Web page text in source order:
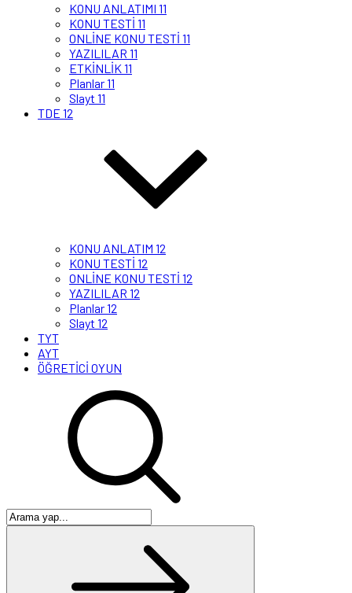
KONU ANLATIMI 11
KONU TESTİ 11
ONLİNE KONU TESTİ 11
YAZILILAR 11
ETKİNLİK 11
Planlar 11
Slayt 11
TDE 12
KONU ANLATIM 12
KONU TESTİ 12
ONLİNE KONU TESTİ 12
YAZILILAR 12
Planlar 12
Slayt 12
TYT
AYT
ÖĞRETİCİ OYUN